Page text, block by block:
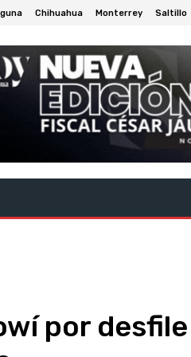
Chihuahua Monterrey Saltillo
por